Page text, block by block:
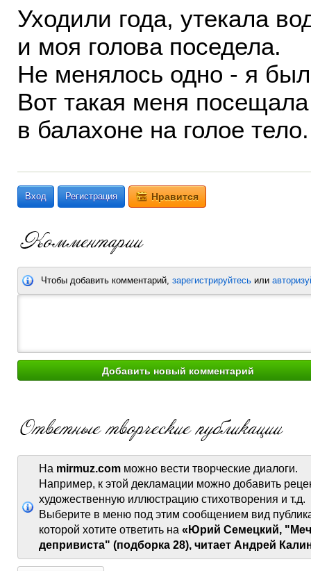
Уходили года, утекала
и моя голова поседела.
Не менялось одно - я
Вот такая меня
в балахоне на голое тело.
Вход Регистрация Нравится
Чтобы добавить комментарий, зарегистрируйтесь или
На mirmuz.com можно вести творческие диалоги.
Например, к этой декламации можно добавить
художественную иллюстрацию стихотворения и т.д.
Выберите в меню под этим сообщением вид
которой хотите ответить на «Юрий Семецкий,
депривиста" (подборка 28), читает Андрей